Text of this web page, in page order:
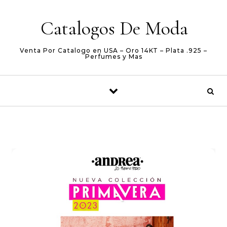
Catalogos De Moda
Venta Por Catalogo en USA – Oro 14KT – Plata .925 –
Perfumes y Mas